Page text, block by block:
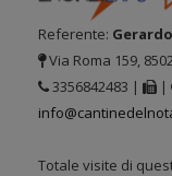
Referente:
Via Roma 159,
3356842483 |
|
Totale visite di